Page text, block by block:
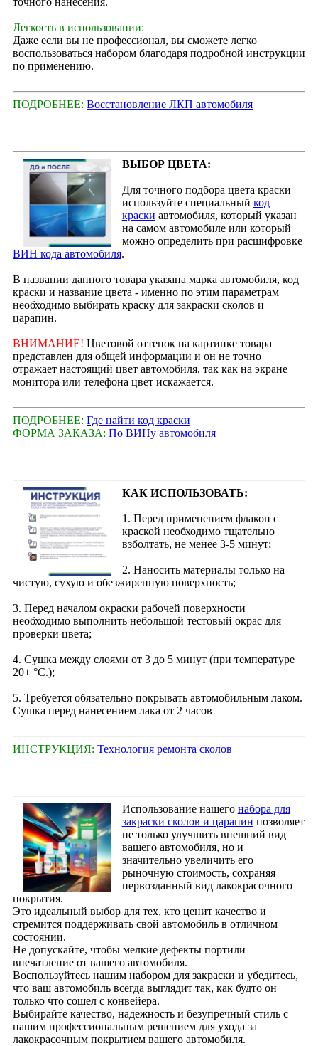
Легкость в использовании:
Даже если вы не профессионал, вы сможете легко
воспользоваться набором благодаря подробной инструкции
по применению.
ПОДРОБНЕЕ: Восстановление ЛКП автомобиля
ВЫБОР ЦВЕТА:
Для точного подбора цвета краски
используйте специальный код
краски автомобиля, который указан
на самом автомобиле или который
можно определить при расшифровке
ВИН кода автомобиля.
В названии данного товара указана марка автомобиля, код
краски и название цвета - именно по этим параметрам
необходимо выбирать краску для закраски сколов и
царапин.
ВНИМАНИЕ! Цветовой оттенок на картинке товара
представлен для общей информации и он не точно
отражает настоящий цвет автомобиля, так как на экране
монитора или телефона цвет искажается.
ПОДРОБНЕЕ: Где найти код краски
ФОРМА ЗАКАЗА: По ВИНу автомобиля
КАК ИСПОЛЬЗОВАТЬ:
1. Перед применением флакон с
краской необходимо тщательно
взболтать, не менее 3-5 минут;
2. Наносить материалы только на
чистую, сухую и обезжиренную поверхность;
3. Перед началом окраски рабочей поверхности
необходимо выполнить небольшой тестовый окрас для
проверки цвета;
4. Сушка между слоями от 3 до 5 минут (при температуре
20+ °С.);
5. Требуется обязательно покрывать автомобильным лаком.
Сушка перед нанесением лака от 2 часов
ИНСТРУКЦИЯ: Технология ремонта сколов
Использование нашего набора для
закраски сколов и царапин позволяет
не только улучшить внешний вид
вашего автомобиля, но и
значительно увеличить его
рыночную стоимость, сохраняя
первозданный вид лакокрасочного
покрытия.
Это идеальный выбор для тех, кто ценит качество и
стремится поддерживать свой автомобиль в отличном
состоянии.
Не допускайте, чтобы мелкие дефекты портили
впечатление от вашего автомобиля.
Воспользуйтесь нашим набором для закраски и убедитесь,
что ваш автомобиль всегда выглядит так, как будто он
только что сошел с конвейера.
Выбирайте качество, надежность и безупречный стиль с
нашим профессиональным решением для ухода за
лакокрасочным покрытием вашего автомобиля.